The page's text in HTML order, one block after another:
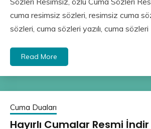
cuma resimsiz sözleri, resimsiz cuma
sözleri, cuma sözleri yazılı, cuma sözleri
Read More
Cuma Duaları
Hayırlı Cumalar Resmi İndir